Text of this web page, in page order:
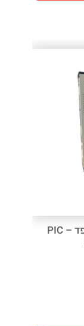
פד דבק שאינו נדבק לפצע סטריפד – PIC